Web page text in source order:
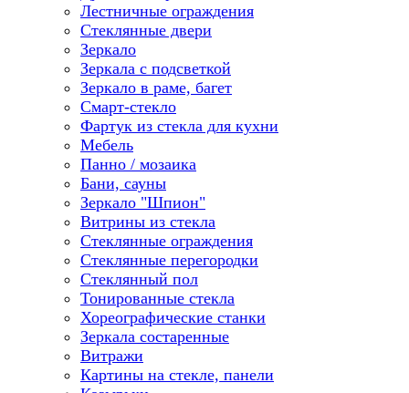
Лестничные ограждения
Стеклянные двери
Зеркало
Зеркала с подсветкой
Зеркало в раме, багет
Смарт-стекло
Фартук из стекла для кухни
Мебель
Панно / мозаика
Бани, сауны
Зеркало "Шпион"
Витрины из стекла
Стеклянные ограждения
Стеклянные перегородки
Стеклянный пол
Тонированные стекла
Хореографические станки
Зеркала состаренные
Витражи
Картины на стекле, панели